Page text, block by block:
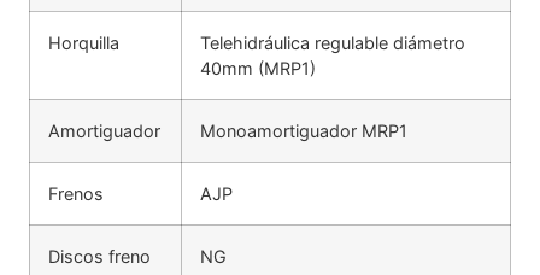
Horquilla
Telehidráulica regulable diámetro
40mm (MRP1)
Amortiguador Monoamortiguador MRP1
Frenos AJP
Discos freno NG